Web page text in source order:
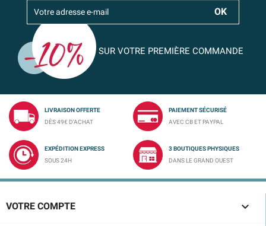
SUR VOTRE PREMIÈRE COMMANDE
LIVRAISON OFFERTE
DÈS 49€ D'ACHAT
PAIEMENT SÉCURISÉ
AVEC CB ET PAYPAL
EXPÉDITION EXPRESS
SOUS 24H
3 BOUTIQUES PHYSIQUES
DANS LE GRAND OUEST
VOTRE COMPTE 